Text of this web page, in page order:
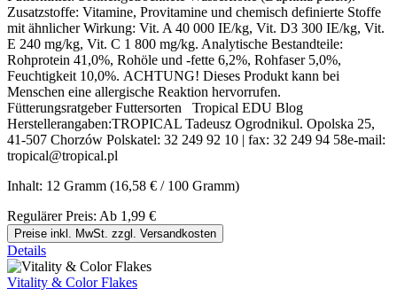
Zusatzstoffe: Vitamine, Provitamine und chemisch definierte Stoffe
mit ähnlicher Wirkung: Vit. A 40 000 IE/kg, Vit. D3 300 IE/kg, Vit.
E 240 mg/kg, Vit. C 1 800 mg/kg. Analytische Bestandteile:
Rohprotein 41,0%, Rohöle und -fette 6,2%, Rohfaser 5,0%,
Feuchtigkeit 10,0%. ACHTUNG! Dieses Produkt kann bei
Menschen eine allergische Reaktion hervorrufen.
Fütterungsratgeber Futtersorten Tropical EDU Blog
Herstellerangaben:TROPICAL Tadeusz Ogrodnikul. Opolska 25,
41-507 Chorzów Polskatel: 32 249 92 10 | fax: 32 249 94 58e-mail:
tropical@tropical.pl
Inhalt: 12 Gramm (16,58 € / 100 Gramm)
Regulärer Preis: Ab 1,99 €
Preise inkl. MwSt. zzgl. Versandkosten
Details
Vitality & Color Flakes